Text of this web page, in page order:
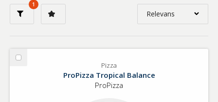
1
Relevans
Benämning A-
Välj
Pizza
ProPizza Tropical Balance
ProPizza